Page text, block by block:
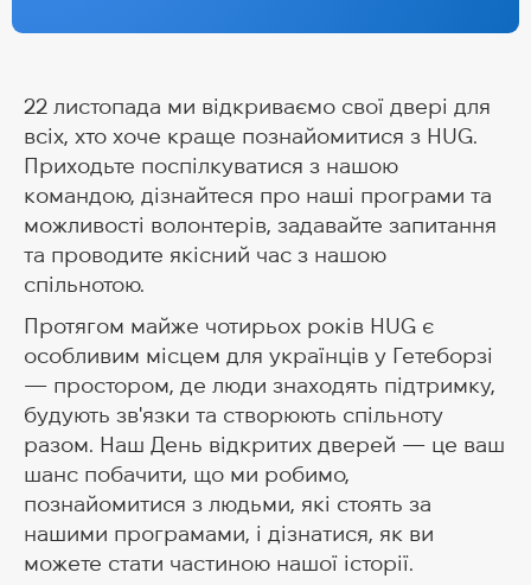
22 листопада ми відкриваємо свої двері для
всіх, хто хоче краще познайомитися з HUG.
Приходьте поспілкуватися з нашою
командою, дізнайтеся про наші програми та
можливості волонтерів, задавайте запитання
та проводите якісний час з нашою
спільнотою.
Протягом майже чотирьох років HUG є
особливим місцем для українців у Гетеборзі
— простором, де люди знаходять підтримку,
будують зв'язки та створюють спільноту
разом. Наш День відкритих дверей — це ваш
шанс побачити, що ми робимо,
познайомитися з людьми, які стоять за
нашими програмами, і дізнатися, як ви
можете стати частиною нашої історії.